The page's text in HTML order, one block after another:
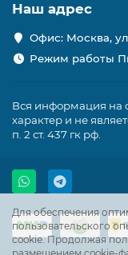
Для обеспечения
пользовательского
cookie. Продолжая
Наш адрес
Офис: Москва,
Режим работы
Вся информация на
характер и не
п. 2 ст. 437 гк рф.